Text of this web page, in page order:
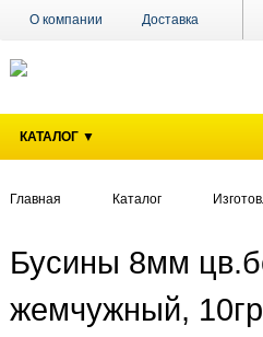
О компании Доставка
Акции
КАТАЛОГ ▼
Главная Каталог
Бусины 8мм
жемчужный,